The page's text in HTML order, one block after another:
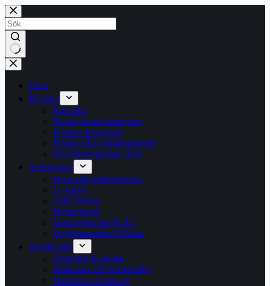
Hoppa
till
innehåll
Inga
resultat
Hem
På gång
Kalender
Korskyrkans Instagram
Prismas Instagram
Prisma vårt ungdomsarbete
Bibelläsningsplan 2026
Verksamhet
Församlingsbibelskolan
11-kaffet
Café Fredag
Hemgrupper
Söndagsskolan & XL
Ungdomsarbetet Prisma
Socialt stöd
Själavård & samtal
Matkassar till barnfamiljer
Diakoni och omsorg